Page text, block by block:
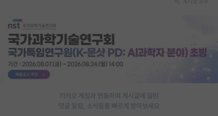
카카오 계정과 연동하여 게시글에 달린
댓글 알람, 소식등을 빠르게 받아보세요